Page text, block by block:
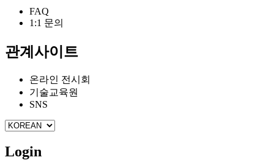
FAQ
1:1 문의
관계사이트
온라인 전시회
기술교육원
SNS
Login